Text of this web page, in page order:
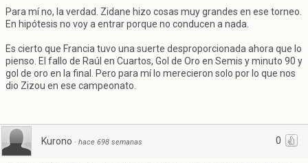
Para mí no, la verdad. Zidane hizo cosas muy grandes en ese torneo.
En hipótesis no voy a entrar porque no conducen a nada.
Es cierto que Francia tuvo una suerte desproporcionada ahora que lo
pienso. El fallo de Raúl en Cuartos, Gol de Oro en Semis y minuto 90 y
gol de oro en la final. Pero para mí lo merecieron solo por lo que nos
dio Zizou en ese campeonato.
0
Kurono · hace 698 semanas